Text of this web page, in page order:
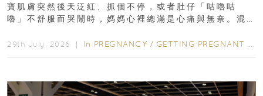
寶肌膚突然後天泛紅、抓個不停，或者肚仔「咕嚕咕
嚕」不舒服而哭鬧時，媽媽心裡總滿是心痛與無奈。混
29th July, 2026 ｜ In PREGNANCY / GETTING PREGNANT